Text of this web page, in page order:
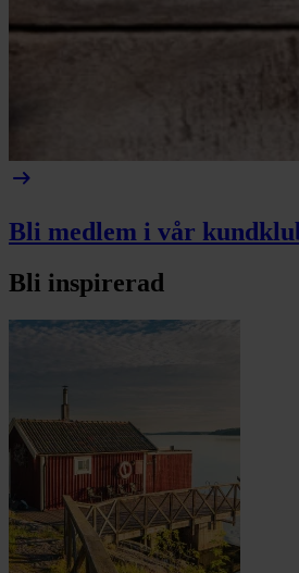
arrow_right_alt
Bli medlem i vår
Bli inspirerad